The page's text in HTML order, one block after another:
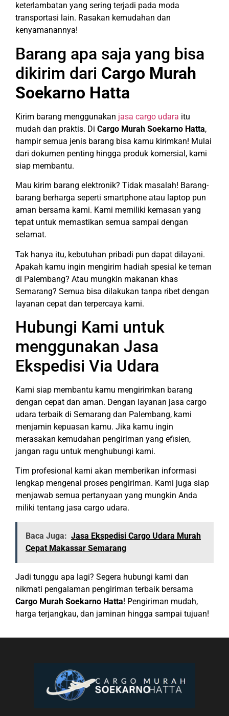
keterlambatan yang sering terjadi pada moda
transportasi lain. Rasakan kemudahan dan
kenyamanannya!
Barang apa saja yang bisa
dikirim dari Cargo Murah
Soekarno Hatta
Kirim barang menggunakan jasa cargo udara itu
mudah dan praktis. Di Cargo Murah Soekarno Hatta,
hampir semua jenis barang bisa kamu kirimkan! Mulai
dari dokumen penting hingga produk komersial, kami
siap membantu.
Mau kirim barang elektronik? Tidak masalah! Barang-
barang berharga seperti smartphone atau laptop pun
aman bersama kami. Kami memiliki kemasan yang
tepat untuk memastikan semua sampai dengan
selamat.
Tak hanya itu, kebutuhan pribadi pun dapat dilayani.
Apakah kamu ingin mengirim hadiah spesial ke teman
di Palembang? Atau mungkin makanan khas
Semarang? Semua bisa dilakukan tanpa ribet dengan
layanan cepat dan terpercaya kami.
Hubungi Kami untuk
menggunakan Jasa
Ekspedisi Via Udara
Kami siap membantu kamu mengirimkan barang
dengan cepat dan aman. Dengan layanan jasa cargo
udara terbaik di Semarang dan Palembang, kami
menjamin kepuasan kamu. Jika kamu ingin
merasakan kemudahan pengiriman yang efisien,
jangan ragu untuk menghubungi kami.
Tim profesional kami akan memberikan informasi
lengkap mengenai proses pengiriman. Kami juga siap
menjawab semua pertanyaan yang mungkin Anda
miliki tentang jasa cargo udara.
Baca Juga: Jasa Ekspedisi Cargo Udara Murah
Cepat Makassar Semarang
Jadi tunggu apa lagi? Segera hubungi kami dan
nikmati pengalaman pengiriman terbaik bersama
Cargo Murah Soekarno Hatta! Pengiriman mudah,
harga terjangkau, dan jaminan hingga sampai tujuan!